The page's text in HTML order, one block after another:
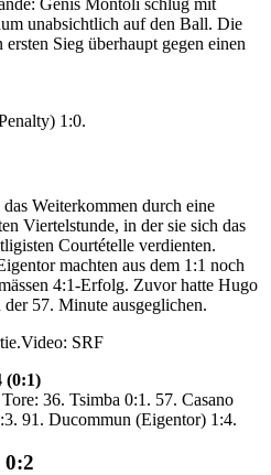
unabsichtlich auf den Ball. Die
Sieg überhaupt gegen einen
1:0.
Weiterkommen durch eine
Viertelstunde, in der sie sich das
Courtételle verdienten.
machten aus dem 1:1 noch
4:1-Erfolg. Zuvor hatte Hugo
57. Minute ausgeglichen.
Video: SRF
(0:1)
36. Tsimba 0:1. 57. Casano
91. Ducommun (Eigentor) 1:4.